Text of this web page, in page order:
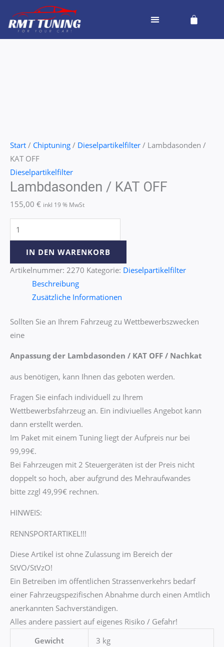
Inhalt
springen
Cart
Start / Chiptuning / Dieselpartikelfilter / Lambdasonden /
KAT OFF
Dieselpartikelfilter
Lambdasonden / KAT OFF
155,00 € inkl 19 % MwSt
IN DEN WARENKORB
Artikelnummer: 2270 Kategorie: Dieselpartikelfilter
Beschreibung
Zusätzliche Informationen
Sollten Sie an Ihrem Fahrzeug zu Wettbewerbszwecken
eine
Anpassung der Lambdasonden / KAT OFF / Nachkat
aus benötigen, kann Ihnen das geboten werden.
Fragen Sie einfach individuell zu Ihrem
Wettbewerbsfahrzeug an. Ein indiviuelles Angebot kann
dann erstellt werden.
Im Paket mit einem Tuning liegt der Aufpreis nur bei
99,99€.
Bei Fahrzeugen mit 2 Steuergeräten ist der Preis nicht
doppelt so hoch, aber aufgrund des Mehraufwandes
bitte zzgl 49,99€ rechnen.
HINWEIS:
RENNSPORTARTIKEL!!!
Diese Artikel ist ohne Zulassung im Bereich der
StVO/StVzO!
Ein Betreiben im öffentlichen Strassenverkehrs bedarf
einer Fahrzeugspezifischen Abnahme durch einen Amtlich
anerkannten Sachverständigen.
Alles andere passiert auf eigenes Risiko / Gefahr!
Gewicht
3 kg